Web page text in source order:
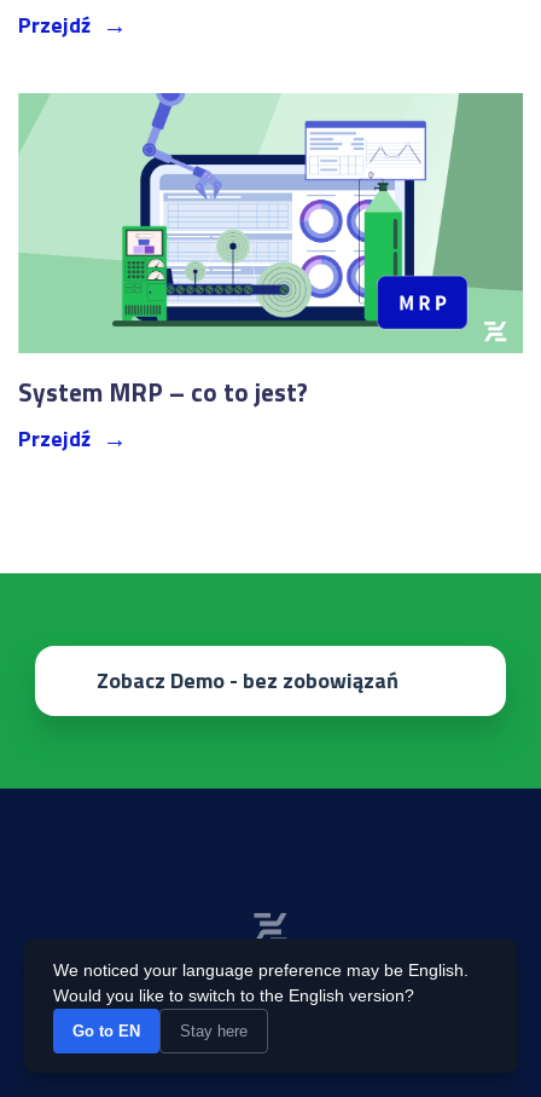
Przejdź
System MRP – co to jest?
Przejdź
Zobacz Demo - bez zobowiązań
We noticed your language preference may be English.
Would you like to switch to the English version?
Go to EN Stay here